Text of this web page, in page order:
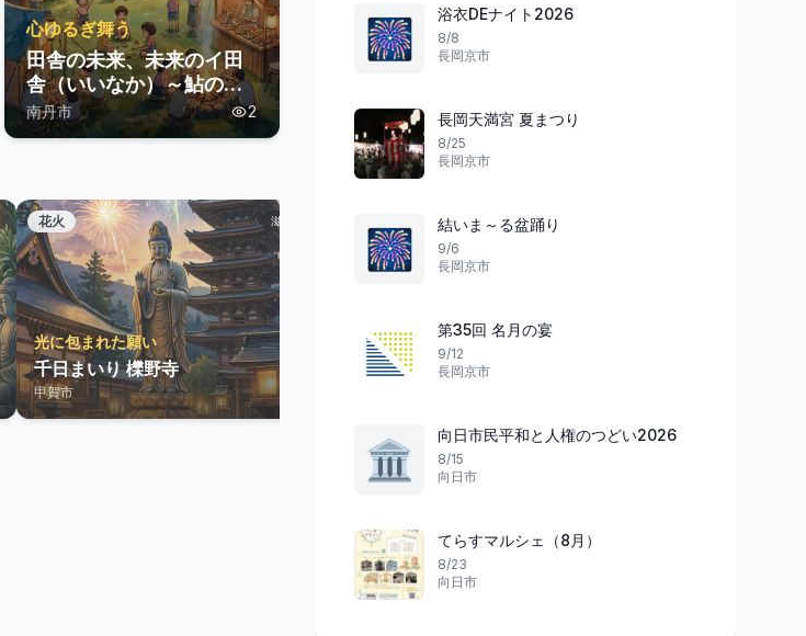
心ゆるぎ舞う
田舎の未来、未来のイ田
舎（いいなか）～鮎のつ
かみどり・夏祭り～
南丹市 2
花火 滋賀県
光に包まれた願い
千日まいり 櫟野寺
甲賀市
歴史と夢が交わる
大阪・お城フェス2026
🎆
浴衣DEナイト2026
8/8
長岡京市
長岡天満宮 夏まつり
8/25
長岡京市
🎆
結いま～る盆踊り
9/6
長岡京市
第35回 名月の宴
9/12
長岡京市
🏛️
向日市民平和と人権のつどい2026
8/15
向日市
てらすマルシェ（8月）
8/23
向日市